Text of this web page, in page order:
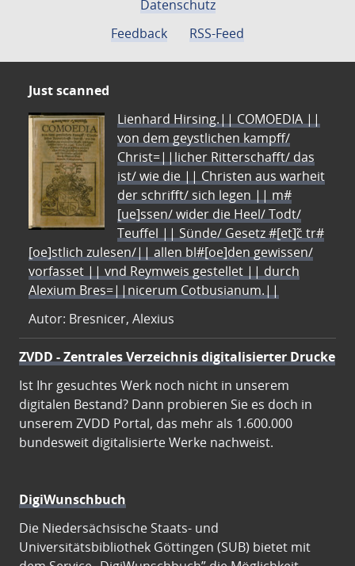
Datenschutz
Feedback
RSS-Feed
Just scanned
Lienhard Hirsing.|| COMOEDIA ||
von dem geystlichen kampff/
Christ=||licher Ritterschafft/ das
ist/ wie die || Christen aus warheit
der schrifft/ sich legen || m#
[ue]ssen/ wider die Heel/ Todt/
Teuffel || Sünde/ Gesetz #[et]c̃ tr#
[oe]stlich zulesen/|| allen bl#[oe]den gewissen/
vorfasset || vnd Reymweis gestellet || durch
Alexium Bres=||nicerum Cotbusianum.||
Autor: Bresnicer, Alexius
ZVDD - Zentrales Verzeichnis digitalisierter Drucke
Ist Ihr gesuchtes Werk noch nicht in unserem
digitalen Bestand? Dann probieren Sie es doch in
unserem ZVDD Portal, das mehr als 1.600.000
bundesweit digitalisierte Werke nachweist.
DigiWunschbuch
Die Niedersächsische Staats- und
Universitätsbibliothek Göttingen (SUB) bietet mit